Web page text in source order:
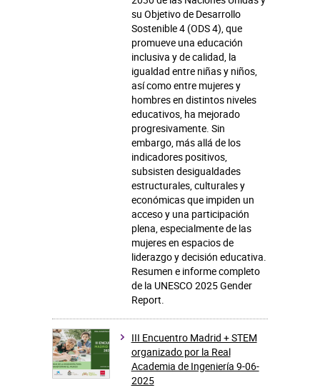
su Objetivo de Desarrollo
Sostenible 4 (ODS 4), que
promueve una educación
inclusiva y de calidad, la
igualdad entre niñas y niños,
así como entre mujeres y
hombres en distintos niveles
educativos, ha mejorado
progresivamente. Sin
embargo, más allá de los
indicadores positivos,
subsisten desigualdades
estructurales, culturales y
económicas que impiden un
acceso y una participación
plena, especialmente de las
mujeres en espacios de
liderazgo y decisión educativa.
Resumen e informe completo
de la UNESCO 2025 Gender
Report.
III Encuentro Madrid + STEM
organizado por la Real
Academia de Ingeniería 9-06-
2025